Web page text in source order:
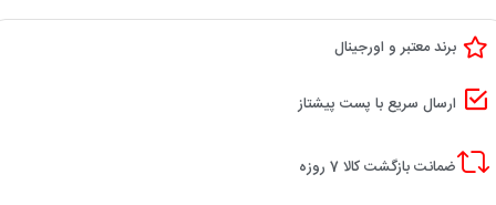
برند معتبر و اورجینال
ارسال سریع با پست پیشتاز
ضمانت بازگشت کالا 7 روزه